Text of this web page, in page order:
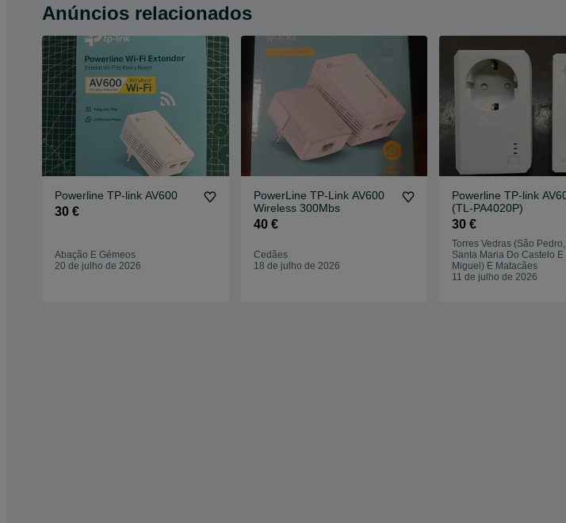
Anúncios relacionados
Powerline TP-link AV600
30 €
Abação E Gémeos
20 de julho de 2026
PowerLine TP-Link AV600
Wireless 300Mbs
40 €
Cedães
18 de julho de 2026
Powerline TP-link
(TL-PA4020P)
30 €
Torres Vedras (São
Santa Maria Do Castelo E
Miguel) E Matacães
11 de julho de 2026